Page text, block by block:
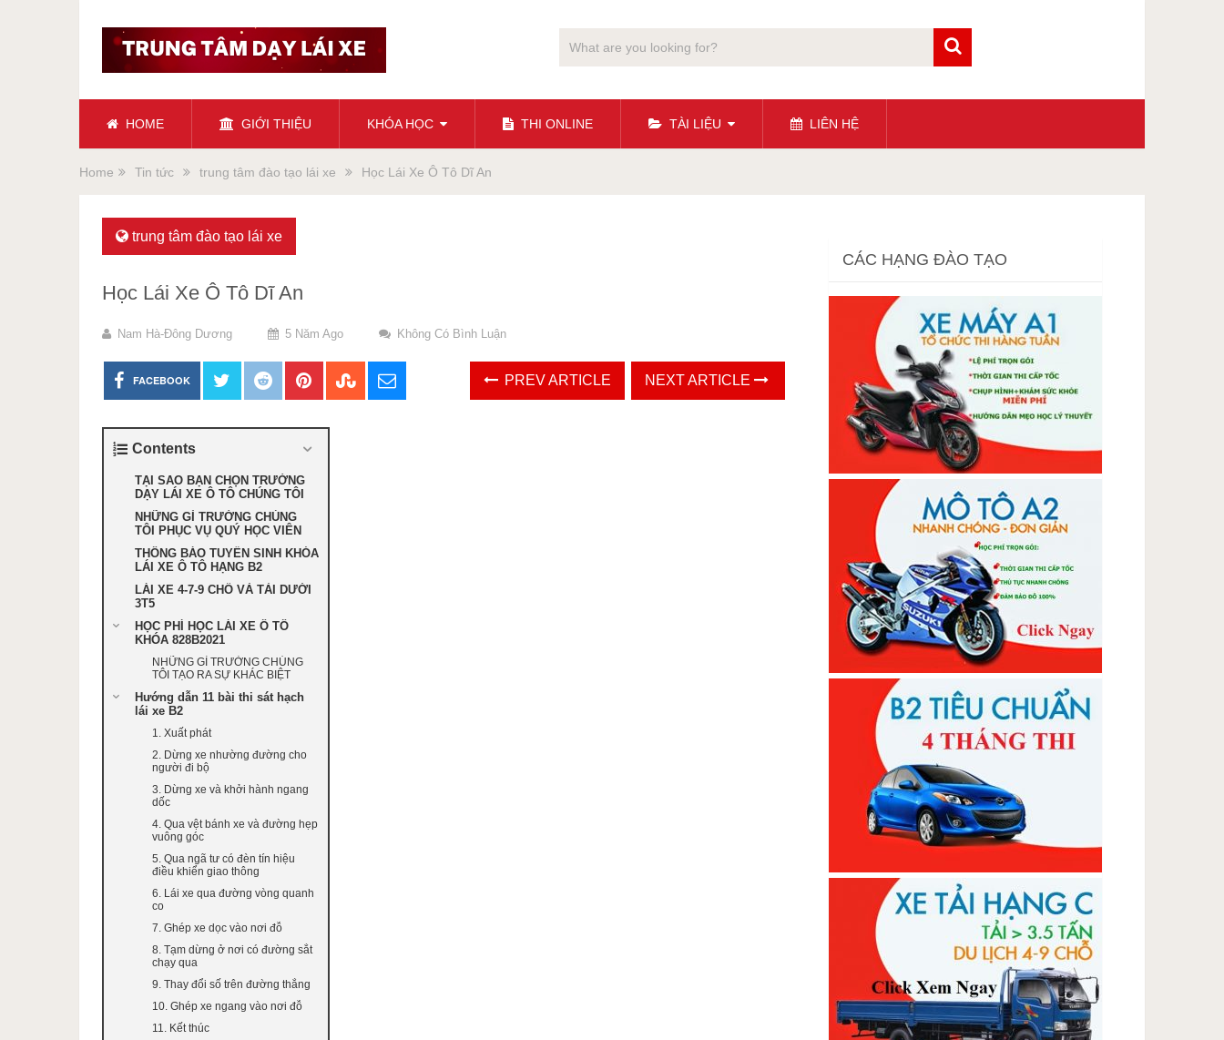
HOME GIỚI THIỆU KHÓA HỌC THI ONLINE TÀI LIỆU LIÊN HỆ
Home Tin tức trung tâm đào tạo lái xe Học Lái Xe Ô Tô Dĩ An
trung tâm đào tạo lái xe
Học Lái Xe Ô Tô Dĩ An
Nam Hà-Đông Dương 5 Năm Ago Không Có Bình Luận
FACEBOOK PREV ARTICLE NEXT ARTICLE
Contents
TẠI SAO BẠN CHỌN TRƯỜNG
DẠY LÁI XE Ô TÔ CHÚNG TÔI
NHỮNG GÌ TRƯỜNG CHÚNG
TÔI PHỤC VỤ QUÝ HỌC VIÊN
THÔNG BÁO TUYỂN SINH KHÓA
LÁI XE Ô TÔ HẠNG B2
LÁI XE 4-7-9 CHỔ VÀ TẢI DƯỚI
3T5
HỌC PHÍ HỌC LÁI XE Ô TÔ
KHÓA 828B2021
NHỮNG GÌ TRƯỜNG CHÚNG
TÔI TẠO RA SỰ KHÁC BIỆT
Hướng dẫn 11 bài thi sát hạch
lái xe B2
1. Xuất phát
2. Dừng xe nhường đường cho
người đi bộ
3. Dừng xe và khởi hành ngang
dốc
4. Qua vệt bánh xe và đường hẹp
vuông góc
5. Qua ngã tư có đèn tín hiệu
điều khiển giao thông
6. Lái xe qua đường vòng quanh
co
7. Ghép xe dọc vào nơi đỗ
8. Tạm dừng ở nơi có đường sắt
chạy qua
9. Thay đổi số trên đường thẳng
10. Ghép xe ngang vào nơi đỗ
11. Kết thúc
CÁC HẠNG ĐÀO TẠO